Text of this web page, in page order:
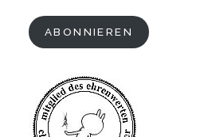
ABONNIEREN